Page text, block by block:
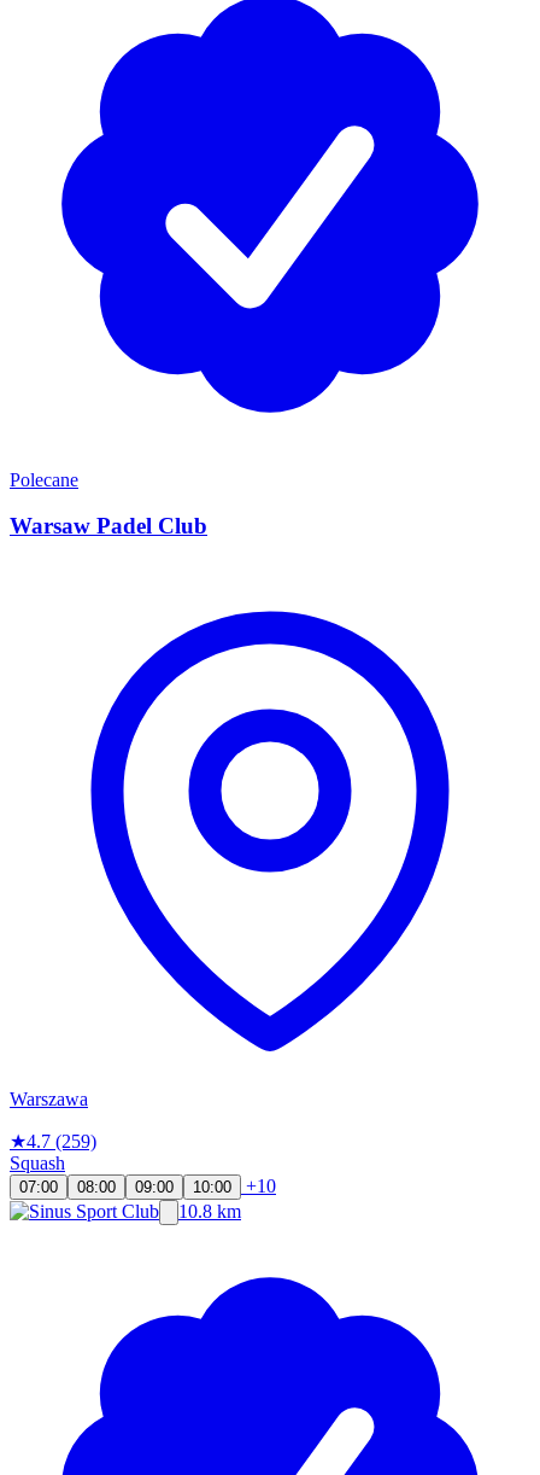
Polecane
Warsaw Padel Club
Warszawa
★4.7 (259)
Squash
07:00 08:00 09:00 10:00
+10
10.8 km